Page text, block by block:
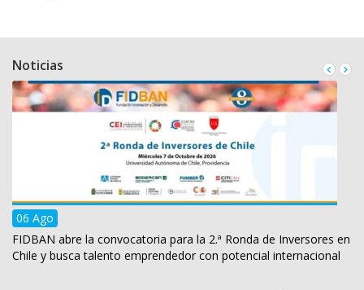
Noticias
06 Ago
FIDBAN abre la convocatoria para la 2.ª Ronda de Inversores en
Chile y busca talento emprendedor con potencial internacional